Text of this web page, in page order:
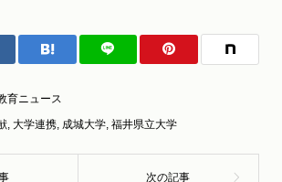
育ニュース
, 大学連携, 成城大学, 福井県立大学